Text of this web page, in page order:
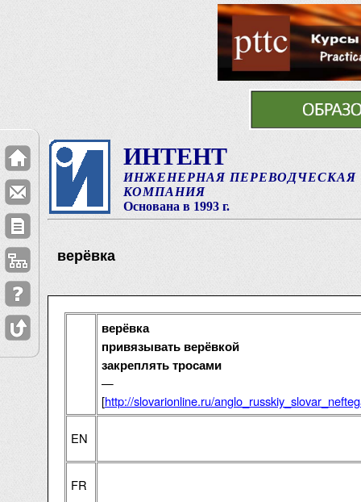
ИНТЕНТ
ИНЖЕНЕРНАЯ ПЕРЕВОДЧЕСКАЯ
КОМПАНИЯ
Основана в 1993 г.
верёвка
верёвка
привязывать верёвкой
закреплять тросами
—
[http://slovarionline.ru/
EN
FR